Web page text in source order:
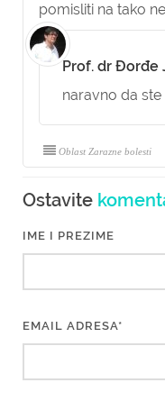
pomisliti na tako
Prof. dr Đorđe
naravno da
Oblast Zarazne bolesti
Ostavite
IME I PREZIME
EMAIL ADRESA*